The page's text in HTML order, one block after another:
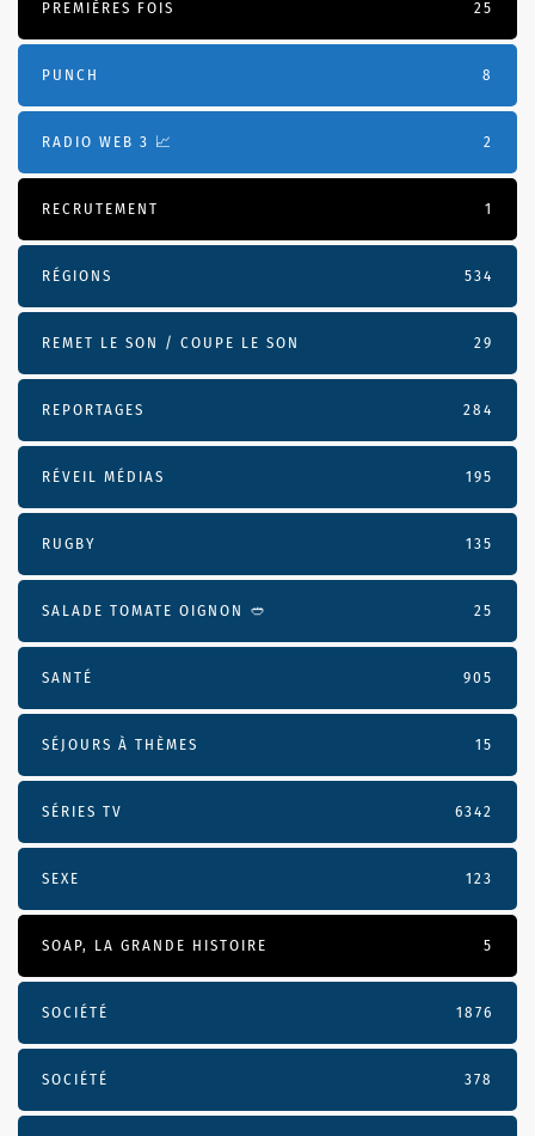
PREMIÈRES FOIS 25
PUNCH 8
RADIO WEB 3 📈 2
RECRUTEMENT 1
RÉGIONS 534
REMET LE SON / COUPE LE SON 29
REPORTAGES 284
RÉVEIL MÉDIAS 195
RUGBY 135
SALADE TOMATE OIGNON 🥙 25
SANTÉ 905
SÉJOURS À THÈMES 15
SÉRIES TV 6342
SEXE 123
SOAP, LA GRANDE HISTOIRE 5
SOCIÉTÉ 1876
SOCIÉTÉ 378